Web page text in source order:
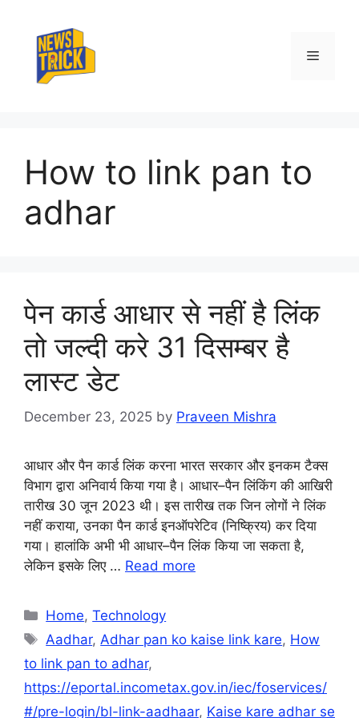
content
Menu
How to link pan to
adhar
पेन कार्ड आधार से नहीं है लिंक
तो जल्दी करे 31 दिसम्बर है
लास्ट डेट
December 23, 2025 by Praveen Mishra
आधार और पैन कार्ड लिंक करना भारत सरकार और इनकम टैक्स
विभाग द्वारा अनिवार्य किया गया है। आधार–पैन लिंकिंग की आखिरी
तारीख 30 जून 2023 थी। इस तारीख तक जिन लोगों ने लिंक
नहीं कराया, उनका पैन कार्ड इनऑपरेटिव (निष्क्रिय) कर दिया
गया। हालांकि अभी भी आधार–पैन लिंक किया जा सकता है,
लेकिन इसके लिए … Read more
Categories
Home,Technology
Tags
Aadhar, Adhar pan ko kaise link kare, How
to link pan to adhar,
https://eportal.incometax.gov.in/iec/foservices/
#/pre-login/bl-link-aadhaar, Kaise kare adhar se